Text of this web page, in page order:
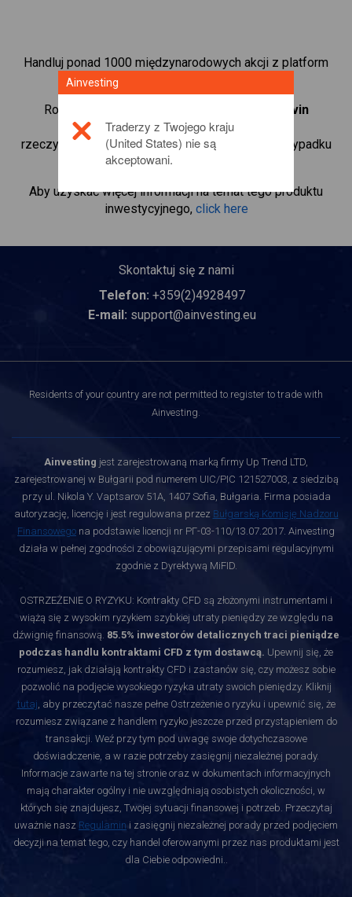
Handluj ponad 1000 międzynarodowych akcji z platform
handlową CFD od Ainvesting.
Rozpocznij handel kontraktami CFD w
AppLovin
Corporation. Uzyskaj notowania w czasie
rzeczywistym i otrzymuj dywidendy tak, jak w przypadku
rzeczywistego posiadania akcji.
Aby uzyskać więcej informacji na temat tego produktu
inwestycyjnego, click here
Skontaktuj się z nami
Telefon: +359(2)4928497
E-mail: support@ainvesting.eu
Residents of your country are not permitted to register to trade with
Ainvesting.
Ainvesting jest zarejestrowaną marką firmy Up Trend LTD,
zarejestrowanej w Bułgarii pod numerem UIC/PIC 121527003, z siedzibą
przy ul. Nikola Y. Vaptsarov 51A, 1407 Sofia, Bułgaria. Firma posiada
autoryzację, licencję i jest regulowana przez Bułgarską Komisję Nadzoru
Finansowego na podstawie licencji nr РГ-03-110/13.07.2017. Ainvesting
działa w pełnej zgodności z obowiązującymi przepisami regulacyjnymi
zgodnie z Dyrektywą MiFID.
OSTRZEŻENIE O RYZYKU: Kontrakty CFD są złożonymi instrumentami i
wiążą się z wysokim ryzykiem szybkiej utraty pieniędzy ze względu na
dźwignię finansową. 85.5% inwestorów detalicznych traci pieniądze
podczas handlu kontraktami CFD z tym dostawcą. Upewnij się, że
rozumiesz, jak działają kontrakty CFD i zastanów się, czy możesz sobie
pozwolić na podjęcie wysokiego ryzyka utraty swoich pieniędzy. Kliknij
tutaj, aby przeczytać nasze pełne Ostrzeżenie o ryzyku i upewnić się, że
rozumiesz związane z handlem ryzyko jeszcze przed przystąpieniem do
transakcji. Weź przy tym pod uwagę swoje dotychczasowe
doświadczenie, a w razie potrzeby zasięgnij niezależnej porady.
Informacje zawarte na tej stronie oraz w dokumentach informacyjnych
mają charakter ogólny i nie uwzględniają osobistych okoliczności, w
których się znajdujesz, Twojej sytuacji finansowej i potrzeb. Przeczytaj
uważnie nasz Regulamin i zasięgnij niezależnej porady przed podjęciem
decyzji na temat tego, czy handel oferowanymi przez nas produktami jest
dla Ciebie odpowiedni..
Ainvesting
Traderzy z Twojego kraju
(United States) nie są
akceptowani.